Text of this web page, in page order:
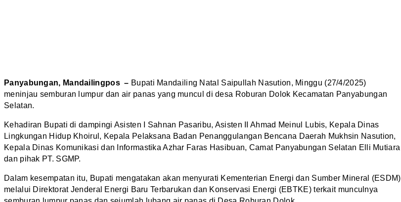
Panyabungan, Mandailingpos – Bupati Mandailing Natal Saipullah Nasution, Minggu (27/4/2025)
meninjau semburan lumpur dan air panas yang muncul di desa Roburan Dolok Kecamatan Panyabungan
Selatan.
Kehadiran Bupati di dampingi Asisten I Sahnan Pasaribu, Asisten II Ahmad Meinul Lubis, Kepala Dinas
Lingkungan Hidup Khoirul, Kepala Pelaksana Badan Penanggulangan Bencana Daerah Mukhsin Nasution,
Kepala Dinas Komunikasi dan Informastika Azhar Faras Hasibuan, Camat Panyabungan Selatan Elli Mutiara
dan pihak PT. SGMP.
Dalam kesempatan itu, Bupati mengatakan akan menyurati Kementerian Energi dan Sumber Mineral (ESDM)
melalui Direktorat Jenderal Energi Baru Terbarukan dan Konservasi Energi (EBTKE) terkait munculnya